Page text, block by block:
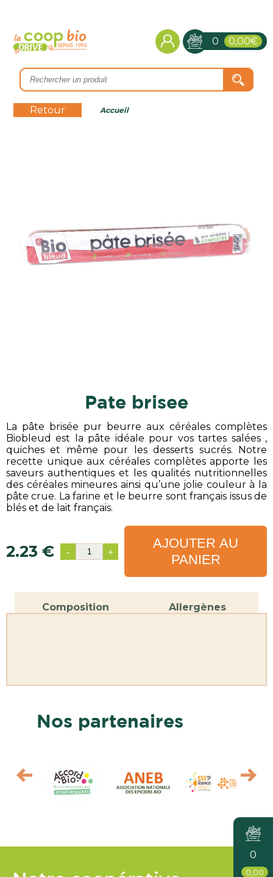
0 0,00€
Retour Accueil
0
0,00
pate brisee
La pâte brisée pur beurre aux céréales complètes
Biobleud est la pâte idéale pour vos tartes salées ,
quiches et même pour les desserts sucrés. Notre
recette unique aux céréales complètes apporte les
saveurs authentiques et les qualités nutritionnelles
des céréales mineures ainsi qu’une jolie couleur à la
pâte crue. La farine et le beurre sont français issus de
blés et de lait français.
2.23 € - +
AJOUTER AU
PANIER
Composition Allergènes
Nos partenaires